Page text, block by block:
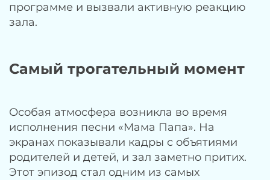
программе и вызвали активную реакцию
зала.
Самый трогательный момент
Особая атмосфера возникла во время
исполнения песни «Мама Папа». На
экранах показывали кадры с объятиями
родителей и детей, и зал заметно притих.
Этот эпизод стал одним из самых